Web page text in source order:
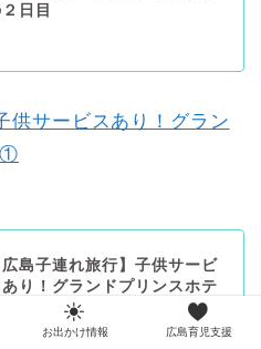
日目
供サービスあり！グラン
①
広島子連れ旅行】子供サービ
あり！グランドプリンスホテ
滞在記①
お出かけ情報 広島育児支援